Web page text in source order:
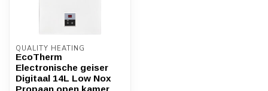
QUALITY HEATING
EcoTherm
Electronische geiser
Digitaal 14L Low Nox
Propaan open kamer